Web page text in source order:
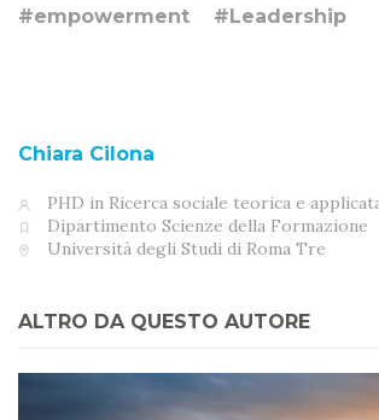
#empowerment #Leadership
Chiara Cilona
PHD in Ricerca sociale teorica e
Dipartimento Scienze della Formazione
Università degli Studi di Roma Tre
ALTRO DA QUESTO AUTORE